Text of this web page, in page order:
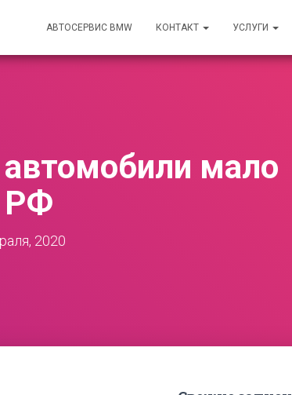
АВТОСЕРВИС BMW КОНТАКТ УСЛУГИ
мало
РФ
2020